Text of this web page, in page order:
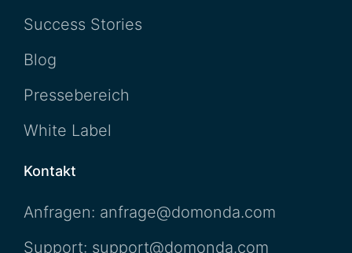
Success Stories
Blog
Pressebereich
White Label
Kontakt
Anfragen: anfrage@domonda.com
Support: support@domonda.com